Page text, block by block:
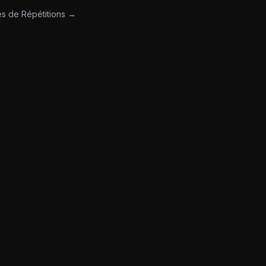
de Répétitions →